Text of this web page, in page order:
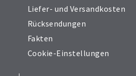
Liefer- und Versandkosten
Rücksendungen
Fakten
Cookie-Einstellungen